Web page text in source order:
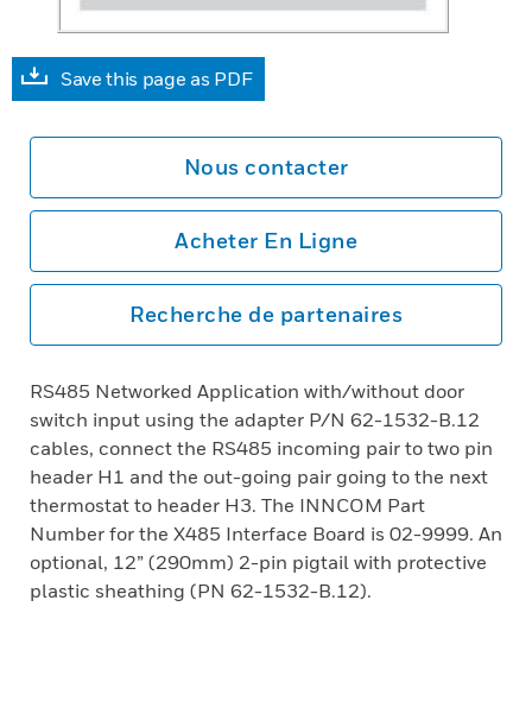
Save this page as PDF
Nous contacter
Acheter En Ligne
Recherche de partenaires
RS485 Networked Application with/without door
switch input using the adapter P/N 62-1532-B.12
cables, connect the RS485 incoming pair to two pin
header H1 and the out-going pair going to the next
thermostat to header H3. The INNCOM Part
Number for the X485 Interface Board is 02-9999. An
optional, 12” (290mm) 2-pin pigtail with protective
plastic sheathing (PN 62-1532-B.12).